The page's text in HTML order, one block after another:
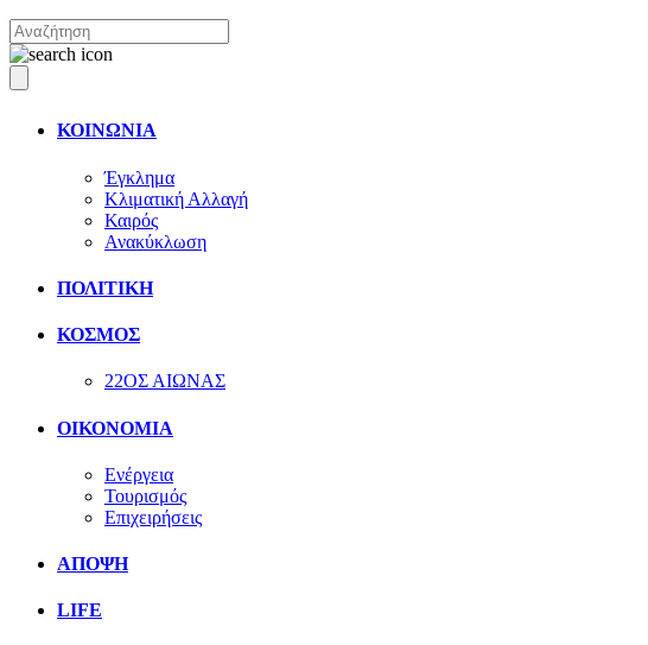
ΚΟΙΝΩΝΙΑ
Έγκλημα
Κλιματική Αλλαγή
Καιρός
Ανακύκλωση
ΠΟΛΙΤΙΚΗ
ΚΟΣΜΟΣ
22ΟΣ ΑΙΩΝΑΣ
ΟΙΚΟΝΟΜΙΑ
Ενέργεια
Τουρισμός
Επιχειρήσεις
ΑΠΟΨΗ
LIFE